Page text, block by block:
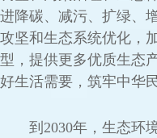
进降碳、减污、扩绿、
攻坚和生态系统优化，
型，提供更多优质生态
好生活需要，筑牢中华
到2030年，生态环